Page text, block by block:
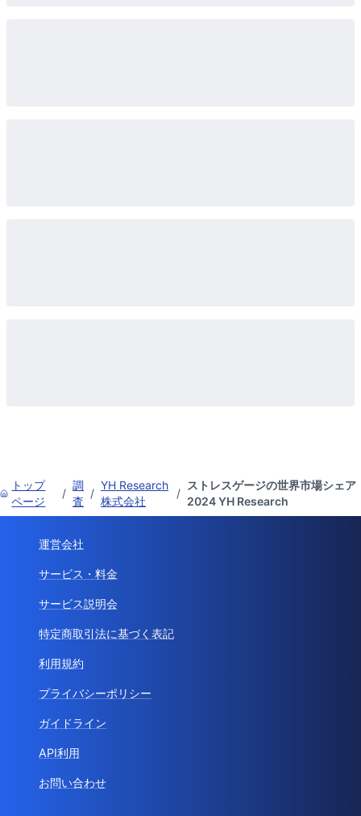
トップ
ページ
/
調
査
/
YH Research
株式会社
/
ストレスゲージの世界市場シェア
2024 YH Research
運営会社
サービス・料金
サービス説明会
特定商取引法に基づく表記
利用規約
プライバシーポリシー
ガイドライン
API利用
お問い合わせ